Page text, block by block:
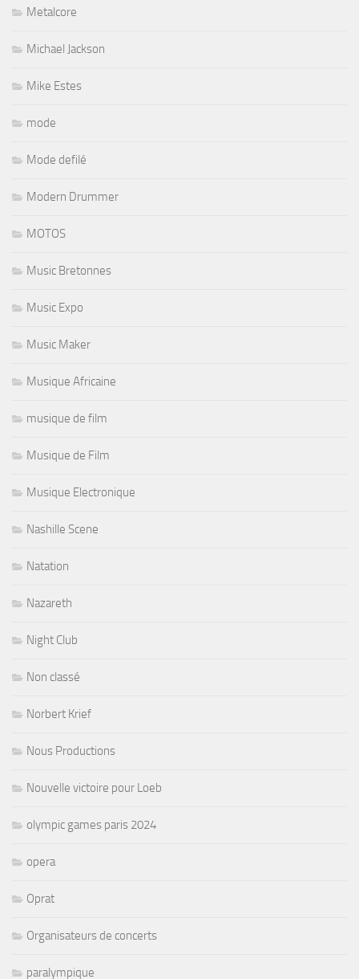
Metalcore
Michael Jackson
Mike Estes
mode
Mode defilé
Modern Drummer
MOTOS
Music Bretonnes
Music Expo
Music Maker
Musique Africaine
musique de film
Musique de Film
Musique Electronique
Nashille Scene
Natation
Nazareth
Night Club
Non classé
Norbert Krief
Nous Productions
Nouvelle victoire pour Loeb
olympic games paris 2024
opera
Oprat
Organisateurs de concerts
paralympique